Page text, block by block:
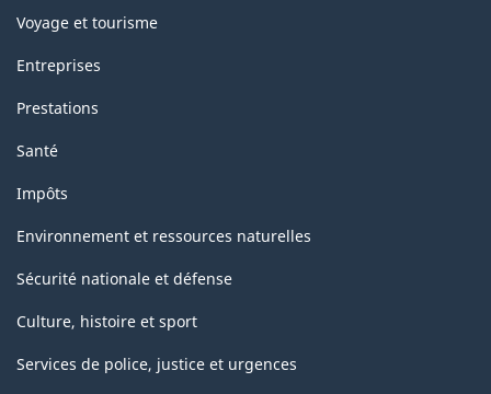
Voyage et tourisme
Entreprises
Prestations
Santé
Impôts
Environnement et ressources naturelles
Sécurité nationale et défense
Culture, histoire et sport
Services de police, justice et urgences